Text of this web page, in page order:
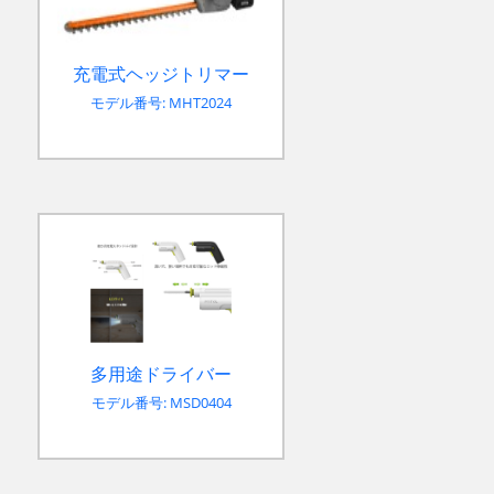
充電式ヘッジトリマー
モデル番号: MHT2024
多用途ドライバー
モデル番号: MSD0404